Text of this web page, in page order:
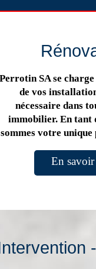
Perrotin SA se
de vos
nécessaire dans
immobilier. En tant
sommes votre
En